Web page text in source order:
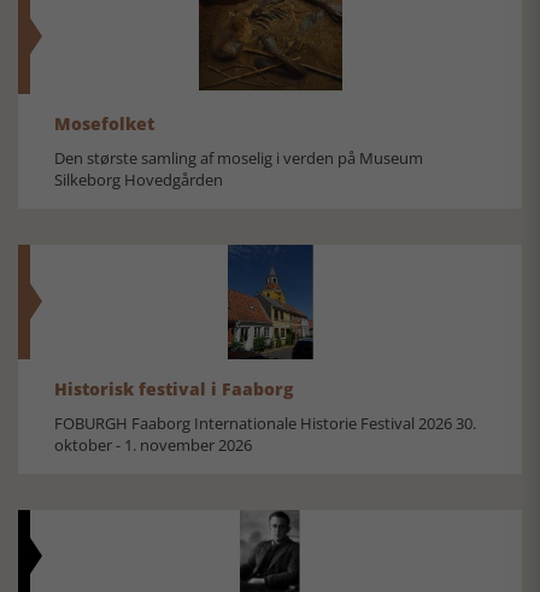
Mosefolket
Den største samling af moselig i verden på Museum
Silkeborg Hovedgården
Historisk festival i Faaborg
FOBURGH Faaborg Internationale Historie Festival 2026 30.
oktober - 1. november 2026